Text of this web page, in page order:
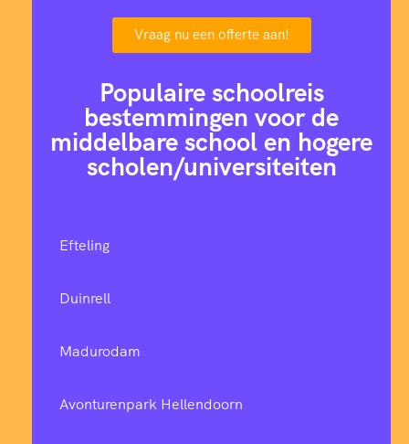
Vraag nu een offerte aan!
Populaire schoolreis
bestemmingen voor de
middelbare school en hogere
scholen/universiteiten
Efteling
Duinrell
Madurodam
Avonturenpark Hellendoorn